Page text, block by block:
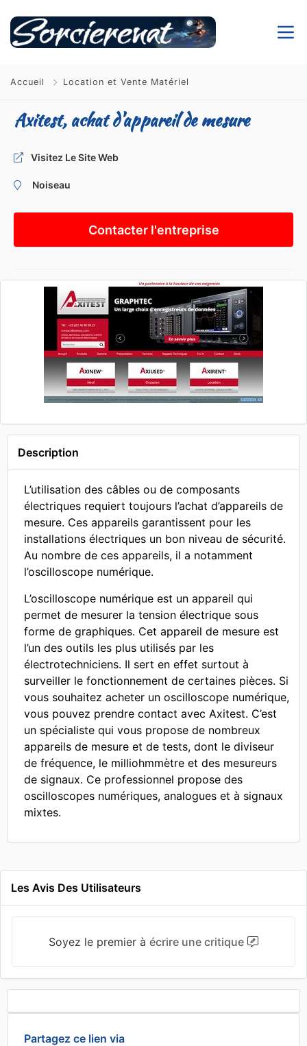
Accueil Location et Vente Matériel
Axitest, achat d'appareil de mesure
Visitez Le Site Web
Noiseau
Contacter l'entreprise
Description
L’utilisation des câbles ou de composants
électriques requiert toujours l’achat d’appareils de
mesure. Ces appareils garantissent pour les
installations électriques un bon niveau de sécurité.
Au nombre de ces appareils, il a notamment
l’oscilloscope numérique.
L’oscilloscope numérique est un appareil qui
permet de mesurer la tension électrique sous
forme de graphiques. Cet appareil de mesure est
l’un des outils les plus utilisés par les
électrotechniciens. Il sert en effet surtout à
surveiller le fonctionnement de certaines pièces. Si
vous souhaitez acheter un oscilloscope numérique,
vous pouvez prendre contact avec Axitest. C’est
un spécialiste qui vous propose de nombreux
appareils de mesure et de tests, dont le diviseur
de fréquence, le milliohmmètre et des mesureurs
de signaux. Ce professionnel propose des
oscilloscopes numériques, analogues et à signaux
mixtes.
Les Avis Des Utilisateurs
Soyez le premier à écrire une critique
Partagez ce lien via